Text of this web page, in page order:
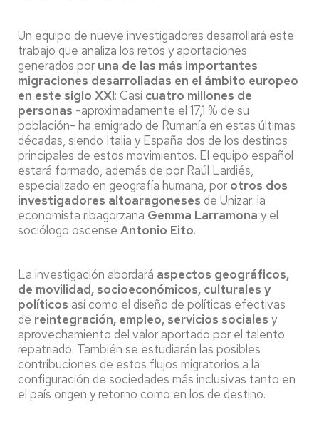
Un equipo de nueve investigadores desarrollará este
trabajo que analiza los retos y aportaciones
generados por una de las más importantes
migraciones desarrolladas en el ámbito europeo
en este siglo XXI: Casi cuatro millones de
personas -aproximadamente el 17,1 % de su
población- ha emigrado de Rumanía en estas últimas
décadas, siendo Italia y España dos de los destinos
principales de estos movimientos. El equipo español
estará formado, además de por Raúl Lardiés,
especializado en geografía humana, por otros dos
investigadores altoaragoneses de Unizar: la
economista ribagorzana Gemma Larramona y el
sociólogo oscense Antonio Eito.
La investigación abordará aspectos geográficos,
de movilidad, socioeconómicos, culturales y
políticos así como el diseño de políticas efectivas
de reintegración, empleo, servicios sociales y
aprovechamiento del valor aportado por el talento
repatriado. También se estudiarán las posibles
contribuciones de estos flujos migratorios a la
configuración de sociedades más inclusivas tanto en
el país origen y retorno como en los de destino.